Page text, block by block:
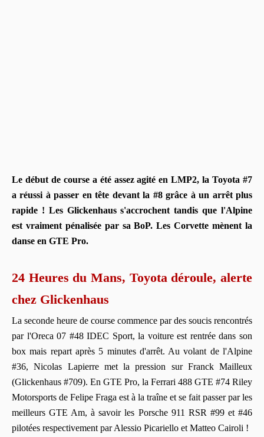
Le début de course a été assez agité en LMP2, la Toyota #7
a réussi à passer en tête devant la #8 grâce à un arrêt plus
rapide ! Les Glickenhaus s'accrochent tandis que l'Alpine
est vraiment pénalisée par sa BoP. Les Corvette mènent la
danse en GTE Pro.
24 Heures du Mans, Toyota déroule, alerte
chez Glickenhaus
La seconde heure de course commence par des soucis rencontrés
par l'Oreca 07 #48 IDEC Sport, la voiture est rentrée dans son
box mais repart après 5 minutes d'arrêt. Au volant de l'Alpine
#36, Nicolas Lapierre met la pression sur Franck Mailleux
(Glickenhaus #709). En GTE Pro, la Ferrari 488 GTE #74 Riley
Motorsports de Felipe Fraga est à la traîne et se fait passer par les
meilleurs GTE Am, à savoir les Porsche 911 RSR #99 et #46
pilotées respectivement par Alessio Picariello et Matteo Cairoli !